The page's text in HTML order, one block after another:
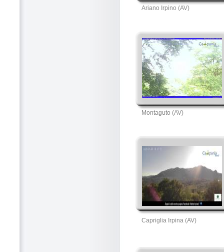
Ariano Irpino (AV)
Montaguto (AV)
Capriglia Irpina (AV)